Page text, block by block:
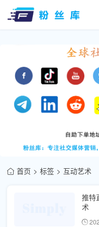
首页 标签 互动艺术
推特
术